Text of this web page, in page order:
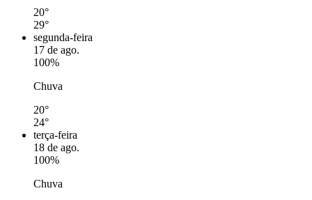
20°
29°
segunda-feira
17 de ago.
100%
Chuva
20°
24°
terça-feira
18 de ago.
100%
Chuva